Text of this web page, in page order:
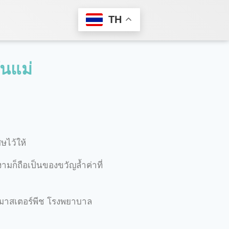
TH
แม่
ไว้ให้
ามก็ถือเป็นของขวัญล้ำค่าที่
สเตอร์พีช โรงพยาบาล